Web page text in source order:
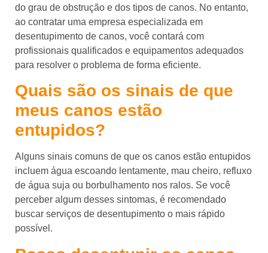
do grau de obstrução e dos tipos de canos. No entanto,
ao contratar uma empresa especializada em
desentupimento de canos, você contará com
profissionais qualificados e equipamentos adequados
para resolver o problema de forma eficiente.
Quais são os sinais de que
meus canos estão
entupidos?
Alguns sinais comuns de que os canos estão entupidos
incluem água escoando lentamente, mau cheiro, refluxo
de água suja ou borbulhamento nos ralos. Se você
perceber algum desses sintomas, é recomendado
buscar serviços de desentupimento o mais rápido
possível.